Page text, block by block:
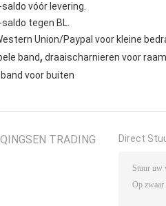
vóór levering.
tegen BL.
Union/Paypal voor kleine
band, draaischarnieren voor
voor buiten
TRADING
Direct